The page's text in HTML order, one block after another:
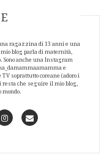
ragazzina di 13 anni e una
blog parla di maternità,
anche una Instagram
e
soprattutto coreane (adoro i
resta che seguire il mio blog,
mondo.
InstagramContact